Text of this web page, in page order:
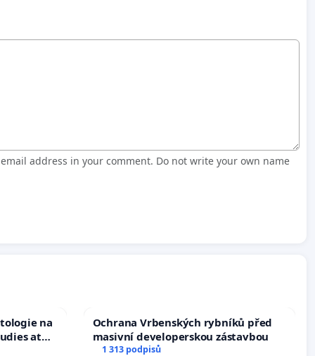
address in your comment. Do not write your own name
na
at
Ochrana Vrbenských rybníků před
masivní developerskou zástavbou
1 313 podpisů